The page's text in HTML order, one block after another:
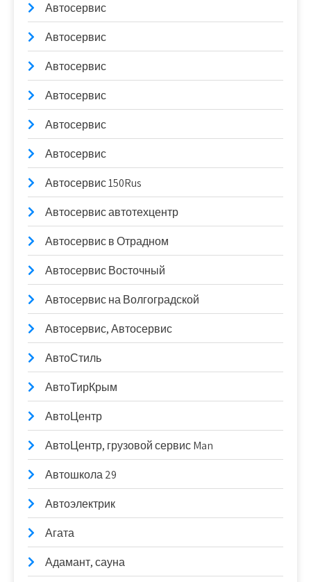
Автосервис
Автосервис
Автосервис
Автосервис
Автосервис
Автосервис
Автосервис 150Rus
Автосервис автотехцентр
Автосервис в Отрадном
Автосервис Восточный
Автосервис на Волгоградской
Автосервис, Автосервис
АвтоСтиль
АвтоТирКрым
АвтоЦентр
АвтоЦентр, грузовой сервис Man
Автошкола 29
Автоэлектрик
Агата
Адамант, сауна